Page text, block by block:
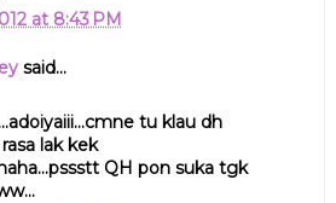
at 8:43 PM
said...
tu klau dh
lak kek
QH pon suka tgk